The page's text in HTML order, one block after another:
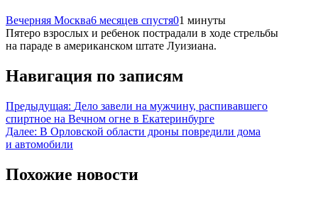
Вечерняя Москва6 месяцев спустя01 минуты
Пятеро взрослых и ребенок пострадали в ходе стрельбы
на параде в американском штате Луизиана.
Навигация по записям
Предыдущая: Дело завели на мужчину, распивавшего
спиртное на Вечном огне в Екатеринбурге
Далее: В Орловской области дроны повредили дома
и автомобили
Похожие новости